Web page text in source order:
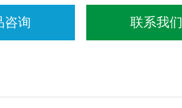
咨询 联系我们